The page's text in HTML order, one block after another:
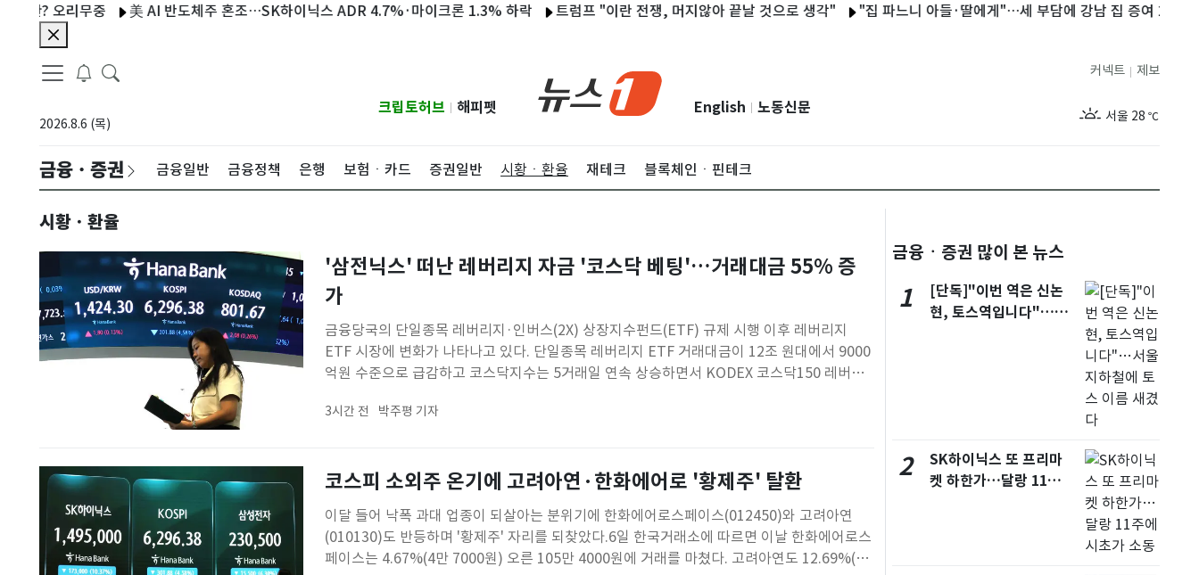
리무중 美 AI 반도체주 혼조…SK하이닉스 ADR 4.7%·마이크론 1.3% 하락 트럼프 "이란 전쟁, 머지않아 끝날 것으로 생각" "집 파느니 아들·딸에게"…세 부담에 강남 집 증여 2배 급증
2026.8.6 (목)
크립토허브 해피펫 English 노동신문
제보
커넥트
서울 28 ℃
대전 26℃
울산 24 ℃
강릉 23 ℃
제주 27
부산26℃
대구 26 ℃
인천 28℃
광주 25
금융ㆍ증권 금융일반 금융정책 은행 보험ㆍ카드 증권일반 시황ㆍ환율 재테크 블록체인ㆍ핀테크
시황ㆍ환율
'삼전닉스' 떠난 레버리지 자금 '코스닥 베팅'…거래대금 55% 증
가
금융당국의 단일종목 레버리지·인버스(2X) 상장지수펀드(ETF) 규제 시행 이후 레버리지
ETF 시장에 변화가 나타나고 있다. 단일종목 레버리지 ETF 거래대금이 12조 원대에서 9000
억원 수준으로 급감하고 코스닥지수는 5거래일 연속 상승하면서 KODEX 코스닥150 레버리
KODEX 코스닥150 레버리지 거래대금은 8862억 원으로 집계됐다. KODEX
3시간 전 박주평 기자
코스피 소외주 온기에 고려아연·한화에어로 '황제주' 탈환
이달 들어 낙폭 과대 업종이 되살아는 분위기에 한화에어로스페이스(012450)와 고려아연
(010130)도 반등하며 '황제주' 자리를 되찾았다.6일 한국거래소에 따르면 이날 한화에어로스
페이스는 4.67%(4만 7000원) 오른 105만 4000원에 거래를 마쳤다. 고려아연도 12.69%(13
금융ㆍ증권 많이 본 뉴스
1
[단독]"이번 역은 신논
현, 토스역입니다"…서
2
SK하이닉스 또 프리마
켓 하한가…달랑 11주에